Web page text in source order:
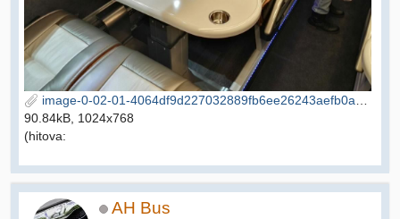
image-0-02-01-4064df9d227032889fb6ee26243aefb0a293ff22956f61f876beca41f8b18c65-V.jpg
90.84kB, 1024x768
(hitova:
AH Bus